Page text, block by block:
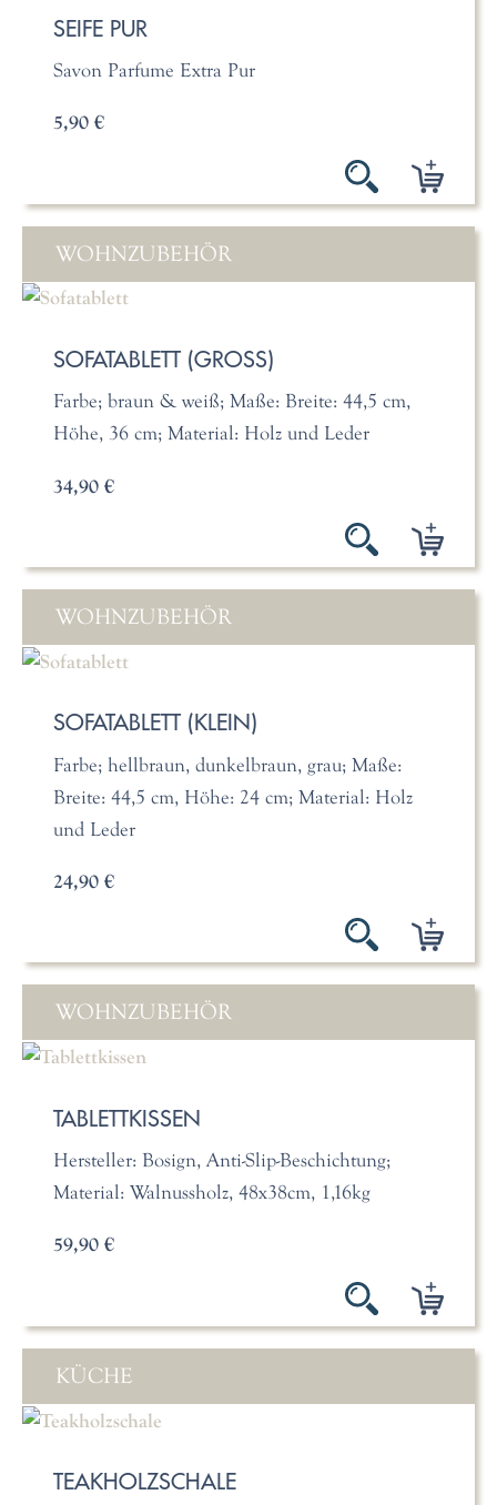
SEIFE PUR
Savon Parfume Extra Pur
5,90 €
WOHNZUBEHÖR
SOFATABLETT (GROSS)
Farbe; braun & weiß; Maße: Breite: 44,5 cm,
Höhe, 36 cm; Material: Holz und Leder
34,90 €
WOHNZUBEHÖR
SOFATABLETT (KLEIN)
Farbe; hellbraun, dunkelbraun, grau; Maße:
Breite: 44,5 cm, Höhe: 24 cm; Material: Holz
und Leder
24,90 €
WOHNZUBEHÖR
TABLETTKISSEN
Hersteller: Bosign, Anti-Slip-Beschichtung;
Material: Walnussholz, 48x38cm, 1,16kg
59,90 €
KÜCHE
TEAKHOLZSCHALE